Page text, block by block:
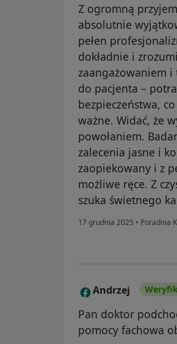
Z ogromną
absolutnie
pełen
dokładnie i
zaangażowaniem i
do pacjenta –
bezpieczeństwa,
ważne. Widać, że
powołaniem.
zalecenia jasne i
zaopiekowany i z
możliwe ręce. Z
szuka świetnego
17 grudnia 2025 • Poradnia
A Andrzej
Pan doktor
pomocy fachowa